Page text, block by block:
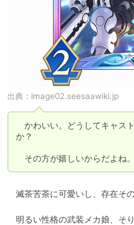
出典： image02.seesaawiki.jp
かわいい。どうしてキャス
か？
その方が嬉しいからだよね。
滅茶苦茶に可愛いし、存在そ
明るい性格の武装メカ娘、そ